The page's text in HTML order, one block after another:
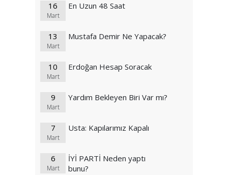
16
Mart
En Uzun 48 Saat
13
Mart
Mustafa Demir Ne Yapacak?
10
Mart
Erdoğan Hesap Soracak
9
Mart
Yardım Bekleyen Biri Var mı?
7
Mart
Usta: Kapılarımız Kapalı
6
Mart
İYİ PARTİ Neden yaptı
bunu?